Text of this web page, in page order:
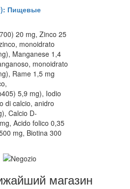
Пищевые
20 mg, Zinco 25
monoidrato
Manganese 1,4
monoidrato
Rame 1,5 mg
5,9 mg), Iodio
di calcio, anidro
Calcio D-
Acido folico 0,35
mg, Biotina 300
магазин